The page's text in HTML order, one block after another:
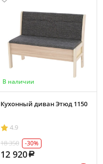
В наличии
Кухонный диван Этюд 1150
4.9
18 350
-30%
12 920